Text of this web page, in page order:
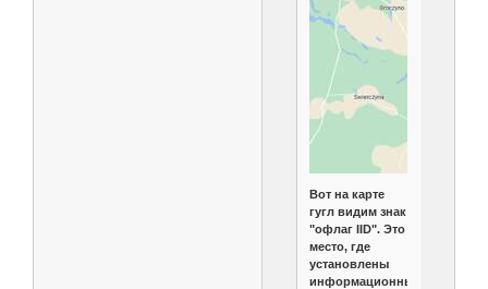
Вот на карте
гугл видим знак
"офлаг IID". Это
место, где
установлены
информационные